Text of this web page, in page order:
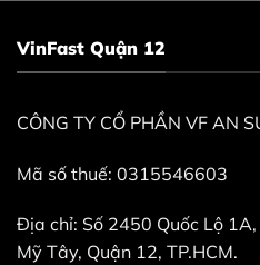
VinFast Quận 12
CÔNG TY CỔ PHẦN VF AN
Mã số thuế: 0315546603
Địa chỉ: Số 2450 Quốc Lộ
Mỹ Tây, Quận 12, TP.HCM.